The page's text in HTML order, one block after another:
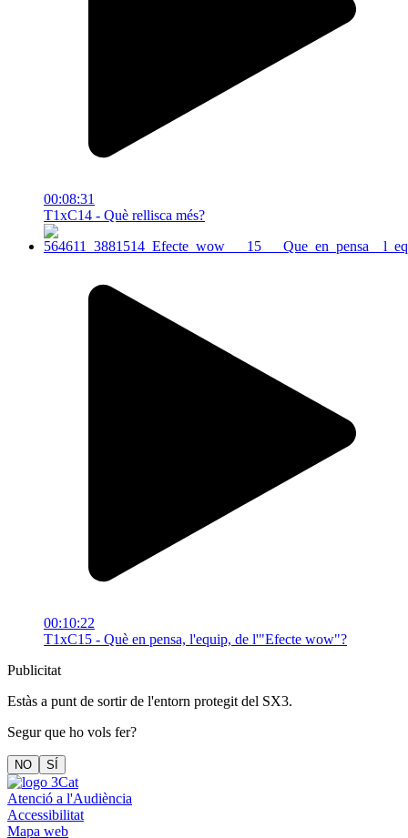
00:08:31
T1xC14 - Què rellisca més?
00:10:22
T1xC15 - Què en pensa, l'equip, de l'"Efecte wow"?
Publicitat
Estàs a punt de sortir de l'entorn protegit del SX3.
Segur que ho vols fer?
NO SÍ
Atenció a l'Audiència
Accessibilitat
Mapa web